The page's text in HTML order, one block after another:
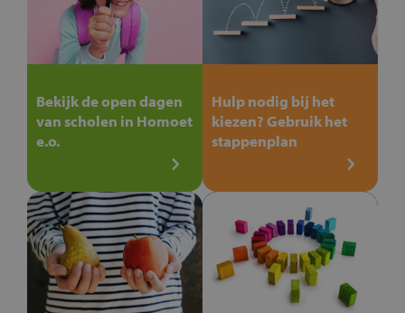
Bekijk de open dagen
van scholen in Homoet
e.o.
Hulp nodig bij het
kiezen? Gebruik het
stappenplan